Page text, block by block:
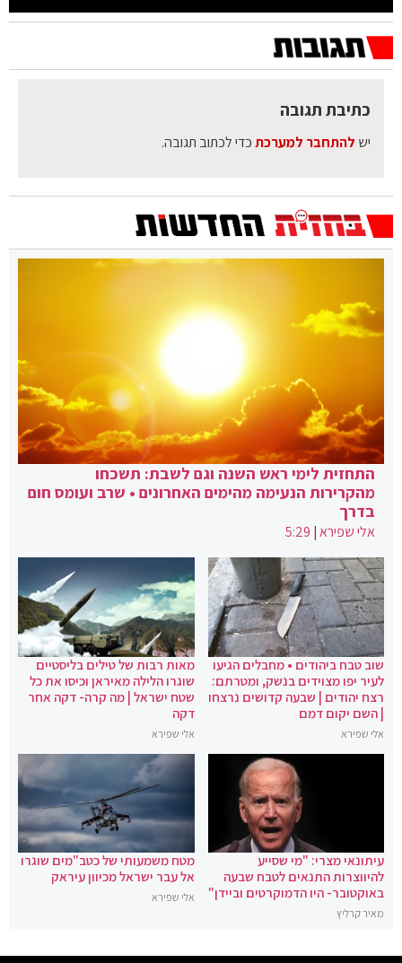
כתיבת תגובה
יש להתחבר למערכתכדי לכתוב תגובה.
התחזית לימי ראש השנה וגם לשבת: תשכחו
מהקרירות הנעימה מהימים האחרונים • שרב ועומס חום
בדרך
אלי שפירא|
5:29
שוב טבח ביהודים • מחבלים הגיעו
לעיר יפו מצוידים בנשק, ומטרתם:
רצח יהודים | שבעה קדושים נרצחו
| השם יקום דמם
אלי שפירא
מאות רבות של טילים בליסטיים
שוגרו הלילה מאיראן וכיסו את כל
שטח ישראל | מה קרה- דקה אחר
דקה
אלי שפירא
עיתונאי מצרי: "מי שסייע
להיווצרות התנאים לטבח שבעה
באוקטובר- היו הדמוקרטים וביידן"
מאיר קרליץ
מטח משמעותי של כטב"מים שוגרו
אל עבר ישראל מכיוון עיראק
אלי שפירא